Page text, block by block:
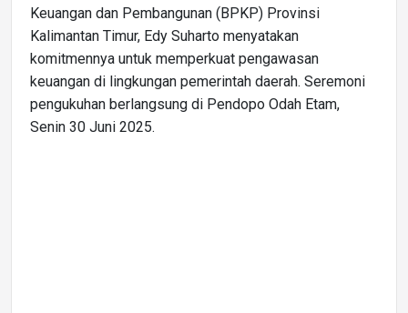
Keuangan dan Pembangunan (BPKP) Provinsi
Kalimantan Timur, Edy Suharto menyatakan
komitmennya untuk memperkuat pengawasan
keuangan di lingkungan pemerintah daerah. Seremoni
pengukuhan berlangsung di Pendopo Odah Etam,
Senin 30 Juni 2025.